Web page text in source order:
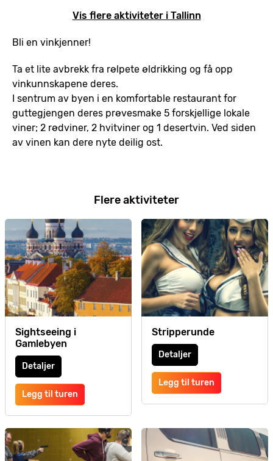
Vis flere aktiviteter i Tallinn
Bli en vinkjenner!
Ta et lite avbrekk fra rølpete øldrikking og få opp
vinkunnskapene deres.
I sentrum av byen i en komfortable restaurant for
guttegjengen deres prøvesmake 5 forskjellige lokale
viner; 2 rødviner, 2 hvitviner og 1 desertvin. Ved siden
av vinen kan dere nyte deilig ost.
Flere aktiviteter
Sightseeing i
Gamlebyen
Detaljer
Legg til turen
Stripperunde
Detaljer
Legg til turen